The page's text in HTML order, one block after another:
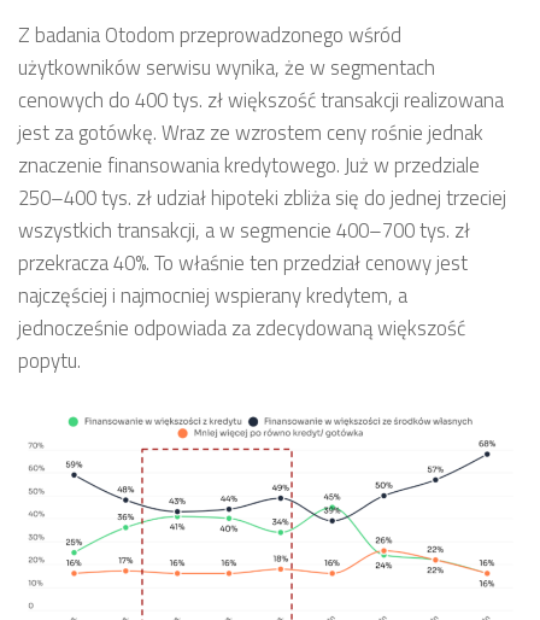
Z badania Otodom przeprowadzonego wśród
użytkowników serwisu wynika, że w segmentach
cenowych do 400 tys. zł większość transakcji realizowana
jest za gotówkę. Wraz ze wzrostem ceny rośnie jednak
znaczenie finansowania kredytowego. Już w przedziale
250–400 tys. zł udział hipoteki zbliża się do jednej trzeciej
wszystkich transakcji, a w segmencie 400–700 tys. zł
przekracza 40%. To właśnie ten przedział cenowy jest
najczęściej i najmocniej wspierany kredytem, a
jednocześnie odpowiada za zdecydowaną większość
popytu.